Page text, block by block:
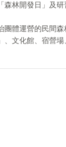
林開發日」及研
體運營的民間
文化館、宿營場